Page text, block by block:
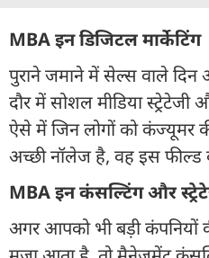
MBA इन डिजिटल मार्केटिंग
पुराने जमाने में सेल्स वाले
दौर में सोशल मीडिया स्ट्रेटेजी
ऐसे में जिन लोगों को कंज्यूमर
अच्छी नॉलेज है, वह इस
MBA इन कंसल्टिंग और
अगर आपको भी बड़ी कंपनियों